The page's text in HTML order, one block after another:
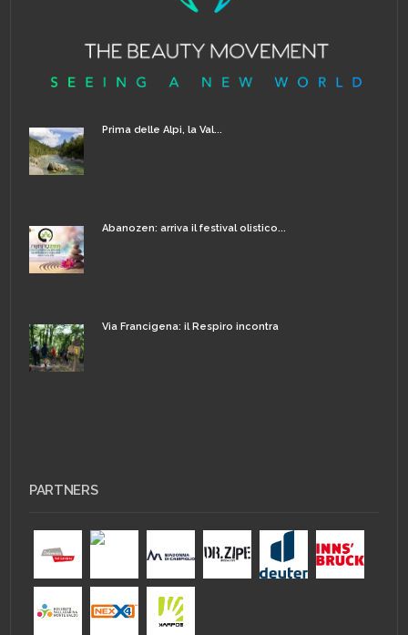
Prima delle Alpi, la Val...
Abanozen: arriva il festival olistico...
Via Francigena: il Respiro incontra
PARTNERS